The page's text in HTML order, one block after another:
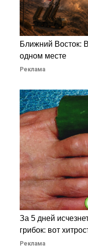
Ближний Восток:
одном месте
Реклама
За 5 дней
грибок: вот
Реклама